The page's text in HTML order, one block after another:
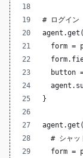
# ログイン
form =
button
}
# シャッ
form =